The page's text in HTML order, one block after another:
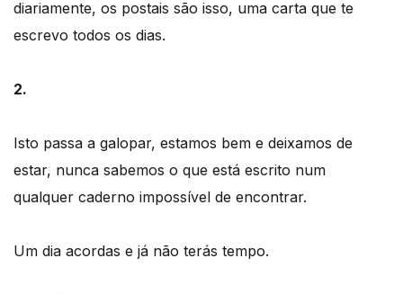
diariamente, os postais são isso, uma carta que te
escrevo todos os dias.
2.
Isto passa a galopar, estamos bem e deixamos de
estar, nunca sabemos o que está escrito num
qualquer caderno impossível de encontrar.
Um dia acordas e já não terás tempo.